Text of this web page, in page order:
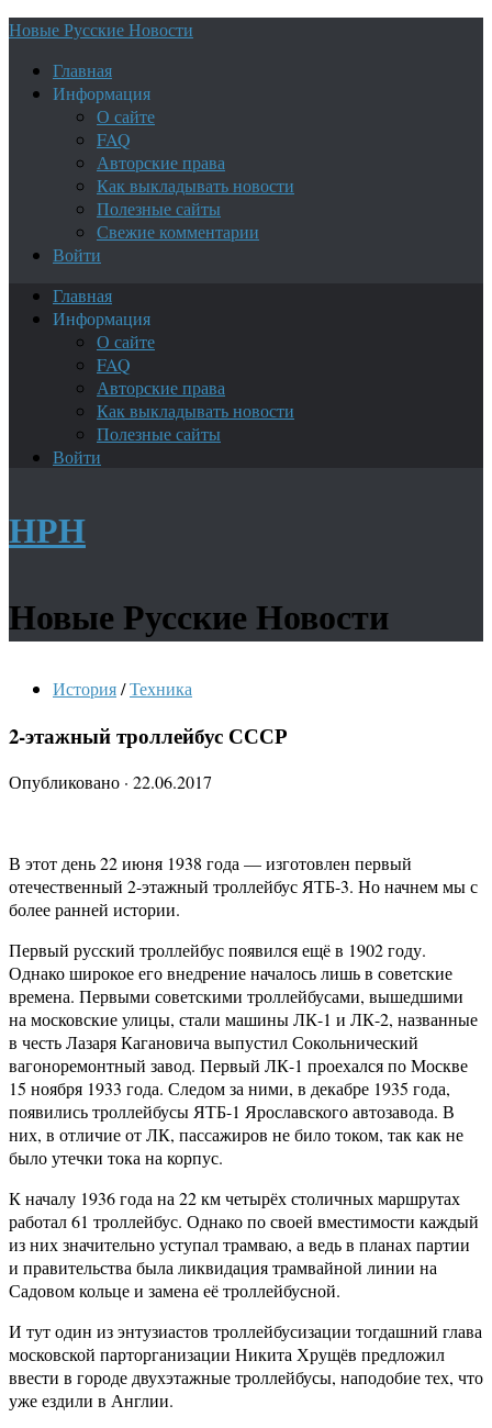
Новые Русские Новости
Главная
Информация
О сайте
FAQ
Авторские права
Как выкладывать новости
Полезные сайты
Свежие комментарии
Войти
Главная
Информация
О сайте
FAQ
Авторские права
Как выкладывать новости
Полезные сайты
Войти
НРН
Новые Русские Новости
История/Техника
2-этажный троллейбус СССР
Опубликовано · 22.06.2017
В этот день 22 июня 1938 года — изготовлен первый
отечественный 2-этажный троллейбус ЯТБ-3. Но начнем мы с
более ранней истории.
Первый русский троллейбус появился ещё в 1902 году.
Однако широкое его внедрение началось лишь в советские
времена. Первыми советскими троллейбусами, вышедшими
на московские улицы, стали машины ЛК-1 и ЛК-2, названные
в честь Лазаря Кагановича выпустил Сокольнический
вагоноремонтный завод. Первый ЛК-1 проехался по Москве
15 ноября 1933 года. Следом за ними, в декабре 1935 года,
появились троллейбусы ЯТБ-1 Ярославского автозавода. В
них, в отличие от ЛК, пассажиров не било током, так как не
было утечки тока на корпус.
К началу 1936 года на 22 км четырёх столичных маршрутах
работал 61 троллейбус. Однако по своей вместимости каждый
из них значительно уступал трамваю, а ведь в планах партии
и правительства была ликвидация трамвайной линии на
Садовом кольце и замена её троллейбусной.
И тут один из энтузиастов троллейбусизации тогдашний глава
московской парторганизации Никита Хрущёв предложил
ввести в городе двухэтажные троллейбусы, наподобие тех, что
уже ездили в Англии.